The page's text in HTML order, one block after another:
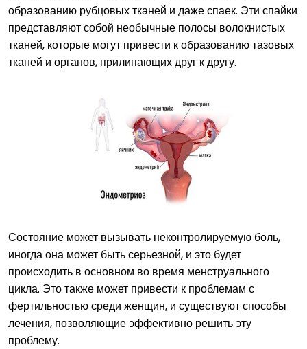
образованию рубцовых тканей и даже спаек. Эти спайки
представляют собой необычные полосы волокнистых
тканей, которые могут привести к образованию тазовых
тканей и органов, прилипающих друг к другу.
Состояние может вызывать неконтролируемую боль,
иногда она может быть серьезной, и это будет
происходить в основном во время менструального
цикла. Это также может привести к проблемам с
фертильностью среди женщин, и существуют способы
лечения, позволяющие эффективно решить эту
проблему.